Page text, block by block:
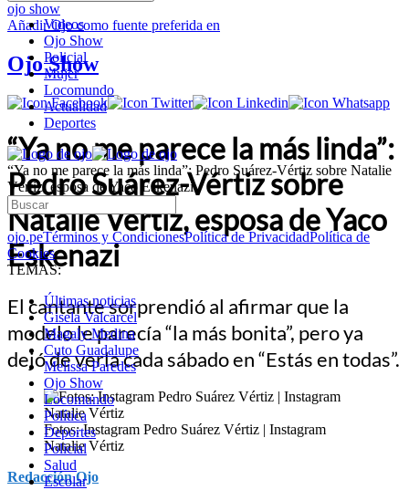
Videos
Ojo Show
Policial
Mujer
Locomundo
Actualidad
Deportes
“Ya no me parece la más linda”: Pedro Suárez-Vértiz sobre Natalie
Vértiz, esposa de Yaco Eskenazi
ojo.peTérminos y CondicionesPolítica de PrivacidadPolítica de
Cookies
TEMAS:
Últimas noticias
Gisela Valcarcel
Magaly Medina
Cuto Guadalupe
Melissa Paredes
Ojo Show
Locomundo
Política
Deportes
Policial
Salud
Escolar
ojo show
AñadirOjocomo fuente preferida en
Ojo Show
“Ya no me parece la más linda”:
Pedro Suárez-Vértiz sobre
Natalie Vértiz, esposa de Yaco
Eskenazi
El cantante sorprendió al afirmar que la
modelo le parecía “la más bonita”, pero ya
dejó de verla cada sábado en “Estás en todas”.
Fotos: Instagram Pedro Suárez Vértiz | Instagram
Natalie Vértiz
Redacción Ojo